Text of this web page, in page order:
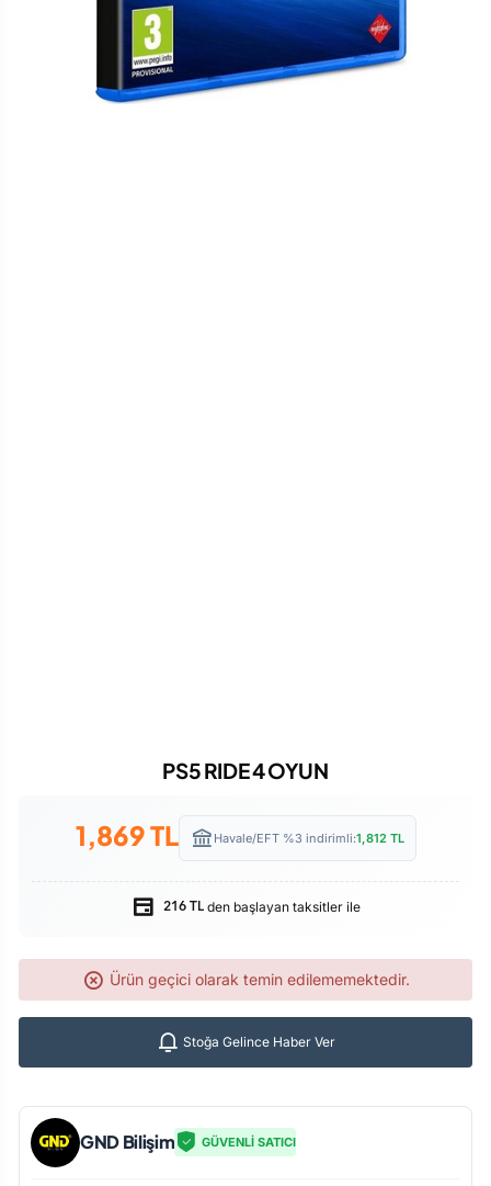
PS5 RIDE 4 OYUN
1,869TL Havale/EFT %3 indirimli:1,812 TL
216 TLden başlayan taksitler ile
Ürün geçici olarak temin edilememektedir.
Stoğa Gelince Haber Ver
GND Bilişim GÜVENLİ SATICI